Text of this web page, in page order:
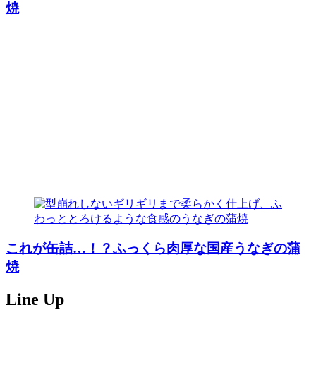
焼
これが缶詰…！？ふっくら肉厚な国産うなぎの蒲
焼
Line Up